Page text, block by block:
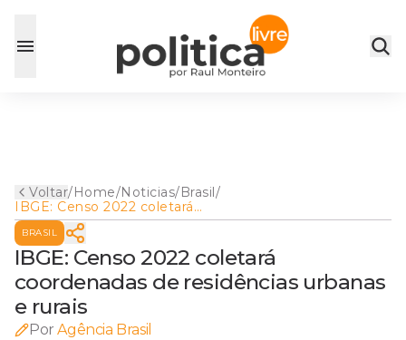
Voltar/Home/Noticias/Brasil/
IBGE: Censo 2022 coletará
coordenadas de residências
urbanas e rurais
BRASIL
IBGE: Censo 2022 coletará
coordenadas de residências urbanas
e rurais
Por Agência Brasil